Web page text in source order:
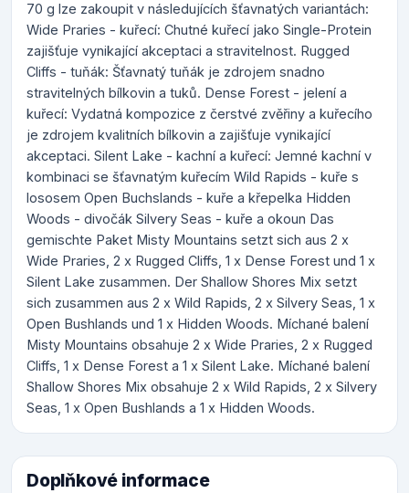
70 g lze zakoupit v následujících šťavnatých variantách:
Wide Praries - kuřecí: Chutné kuřecí jako Single-Protein
zajišťuje vynikající akceptaci a stravitelnost. Rugged
Cliffs - tuňák: Šťavnatý tuňák je zdrojem snadno
stravitelných bílkovin a tuků. Dense Forest - jelení a
kuřecí: Vydatná kompozice z čerstvé zvěřiny a kuřecího
je zdrojem kvalitních bílkovin a zajišťuje vynikající
akceptaci. Silent Lake - kachní a kuřecí: Jemné kachní v
kombinaci se šťavnatým kuřecím Wild Rapids - kuře s
lososem Open Buchslands - kuře a křepelka Hidden
Woods - divočák Silvery Seas - kuře a okoun Das
gemischte Paket Misty Mountains setzt sich aus 2 x
Wide Praries, 2 x Rugged Cliffs, 1 x Dense Forest und 1 x
Silent Lake zusammen. Der Shallow Shores Mix setzt
sich zusammen aus 2 x Wild Rapids, 2 x Silvery Seas, 1 x
Open Bushlands und 1 x Hidden Woods. Míchané balení
Misty Mountains obsahuje 2 x Wide Praries, 2 x Rugged
Cliffs, 1 x Dense Forest a 1 x Silent Lake. Míchané balení
Shallow Shores Mix obsahuje 2 x Wild Rapids, 2 x Silvery
Seas, 1 x Open Bushlands a 1 x Hidden Woods.
Doplňkové informace